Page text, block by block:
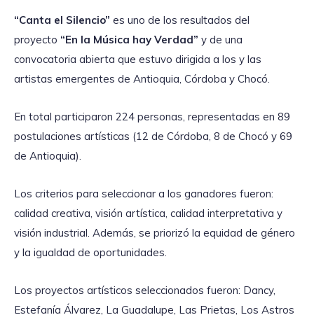
“Canta el Silencio” es uno de los resultados del
proyecto “En la Música hay Verdad” y de una
convocatoria abierta que estuvo dirigida a los y las
artistas emergentes de Antioquia, Córdoba y Chocó.
En total participaron 224 personas, representadas en 89
postulaciones artísticas (12 de Córdoba, 8 de Chocó y 69
de Antioquia).
Los criterios para seleccionar a los ganadores fueron:
calidad creativa, visión artística, calidad interpretativa y
visión industrial. Además, se priorizó la equidad de género
y la igualdad de oportunidades.
Los proyectos artísticos seleccionados fueron: Dancy,
Estefanía Álvarez, La Guadalupe, Las Prietas, Los Astros